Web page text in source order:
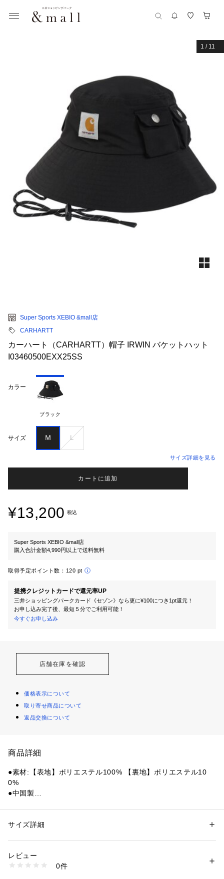
1 / 11
Super Sports XEBIO &mall店
CARHARTT
カーハート（CARHARTT）帽子 IRWIN バケットハット
I03460500EXX25SS
カラー
ブラック
サイズ Ｍ Ｌ
サイズ詳細を見る
カートに追加
¥13,200 税込
Super Sports XEBIO &mall店
購入合計金額4,990円以上で送料無料
取得予定ポイント数： 120 pt
提携クレジットカードで還元率UP
三井ショッピングパークカード《セゾン》なら更に¥100につき1pt還元！
お申し込み完了後、最短５分でご利用可能！
今すぐお申し込み
店舗在庫を確認
価格表示について
取り寄せ商品について
返品交換について
商品詳細
●素材:【表地】ポリエステル100% 【裏地】ポリエステル10
0%
●中国製
(L/XL)サイズ】頭囲59.0cm 高さ14.0cm ツバ8.5cm
る。カーハートWIPのスクエアラベルがデザインを引き締めま
性別：レディース
商品番号：
10882673101 （ショップ）
サイズ詳細
レビュー
0件